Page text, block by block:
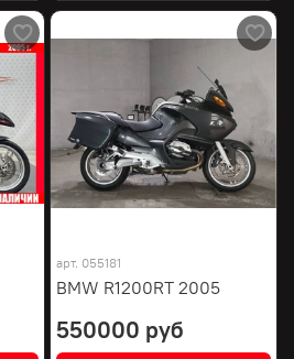
арт. 055181
BMW R1200RT 2005
550000 руб